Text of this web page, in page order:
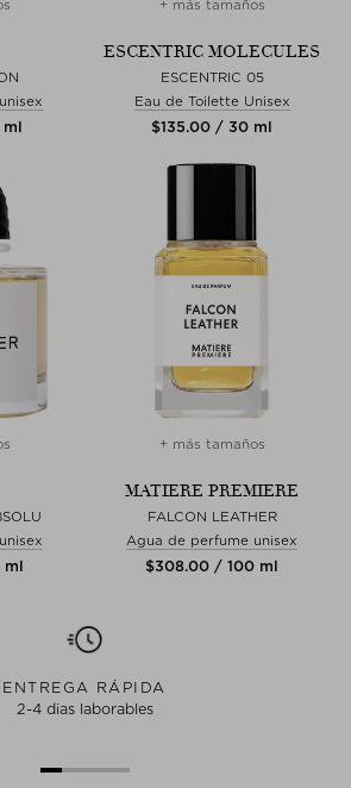
ml
+ más tamaños
ESCENTRIC MOLECULES
ESCENTRIC 05
Eau de Toilette Unisex
$‌135.00 / 30 ml
ml
+ más tamaños
MATIERE PREMIERE
FALCON LEATHER
Agua de perfume unisex
$‌308.00 / 100 ml
ENTREGA RÁPIDA
2-4 dias laborables